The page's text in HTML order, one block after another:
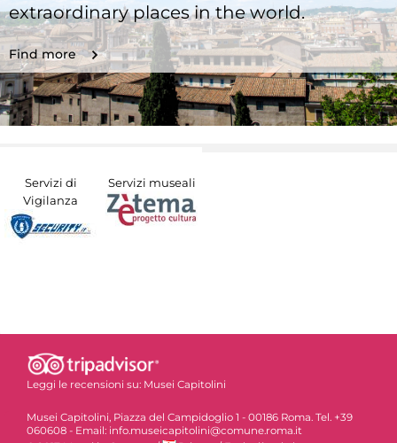
extraordinary places in the world.
Find more
Servizi di
Vigilanza
Servizi museali
Leggi le recensioni su: Musei Capitolini
Musei Capitolini, Piazza del Campidoglio 1 - 00186 Roma. Tel. +39
060608 - Email: info.museicapitolini@comune.roma.it